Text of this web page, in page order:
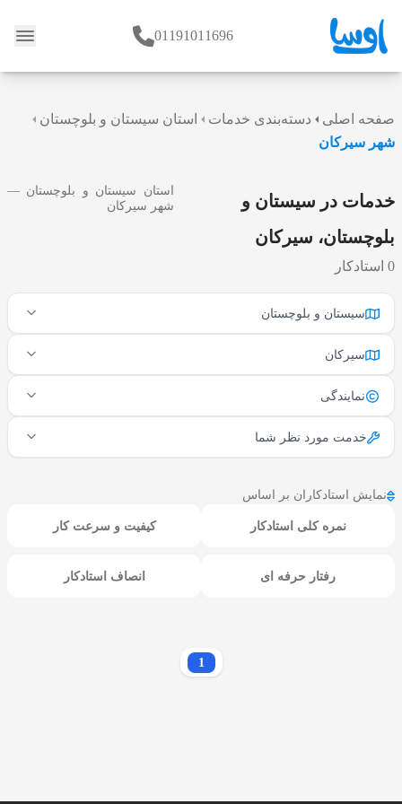
وبلاگ 01191011696
صفحه اصلی دسته‌بندی خدمات
استان سیستان و بلوچستان
شهر سیرکان
خدمات در سیستان و
بلوچستان، سیرکان
0 استادکار
استان سیستان و بلوچستان —
شهر سیرکان
سیستان و بلوچستان
سیرکان
نمایندگی
خدمت مورد نظر شما
نمایش استادکاران بر اساس
نمره کلی استادکار کیفیت و سرعت کار
رفتار حرفه ای انصاف استادکار
1